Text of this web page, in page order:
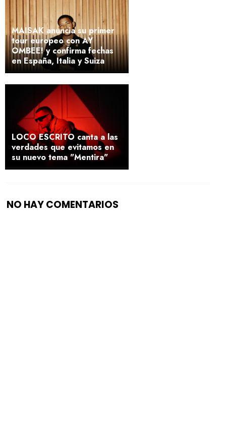
MAISAK anuncia su primer
tour europeo con AY
OMBEE! y confirma fechas
en España, Italia y Suiza
LOCO ESCRITO canta a las
verdades que evitamos en
su nuevo tema "Mentira"
NO HAY COMENTARIOS